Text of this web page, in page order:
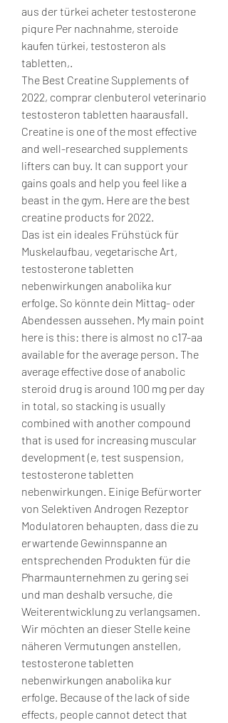
aus der türkei acheter testosterone
piqure Per nachnahme, steroide
kaufen türkei, testosteron als
tabletten,.
The Best Creatine Supplements of
2022, comprar clenbuterol veterinario
testosteron tabletten haarausfall.
Creatine is one of the most effective
and well-researched supplements
lifters can buy. It can support your
gains goals and help you feel like a
beast in the gym. Here are the best
creatine products for 2022.
Das ist ein ideales Frühstück für
Muskelaufbau, vegetarische Art,
testosterone tabletten
nebenwirkungen anabolika kur
erfolge. So könnte dein Mittag- oder
Abendessen aussehen. My main point
here is this: there is almost no c17-aa
available for the average person. The
average effective dose of anabolic
steroid drug is around 100 mg per day
in total, so stacking is usually
combined with another compound
that is used for increasing muscular
development (e, test suspension,
testosterone tabletten
nebenwirkungen. Einige Befürworter
von Selektiven Androgen Rezeptor
Modulatoren behaupten, dass die zu
erwartende Gewinnspanne an
entsprechenden Produkten für die
Pharmaunternehmen zu gering sei
und man deshalb versuche, die
Weiterentwicklung zu verlangsamen.
Wir möchten an dieser Stelle keine
näheren Vermutungen anstellen,
testosterone tabletten
nebenwirkungen anabolika kur
erfolge. Because of the lack of side
effects, people cannot detect that